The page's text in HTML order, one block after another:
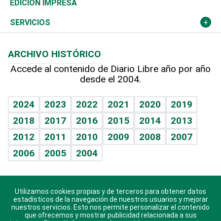
Resto del mundo
Economía personal
Podcast Arte Libre
Hablando con el pediatra
Vida y familia
Eñe
Celebrando la vida
Sin complejos
En pocas palabras
Escuchando al corazón
Economía Personal
Más deportes
Línea de hit
TBT Deportivo
Columnistas
Más firmas
Martes de tecnología
Cambio climático
Deportes
Opinión
Hecho en casa
Guía del dinero
EDICIÓN IMPRESA
SERVICIOS
Cumpleaños
Horóscopos
Juegos
ARCHIVO HISTÓRICO
Accede al contenido de Diario Libre año por año
desde el 2004.
2024 2023 2022 2021 2020
2019
2018
2017 2016 2015 2014
2013
2012
2011 2010 2009 2008
2007
2006
2005 2004
Descarga nuestras aplicaciones para Android, iOS y
sistema Huawei.
Utilizamos cookies propias y de terceros para obtener datos
estadísticos de la navegación de nuestros usuarios y mejorar
nuestros servicios. Esto nos permite personalizar el contenido
que ofrecemos y mostrar publicidad relacionada a sus